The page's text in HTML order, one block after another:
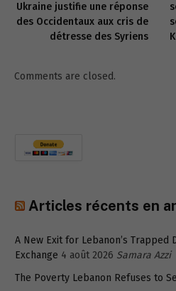
Ukraine justifie une réponse
des Occidentaux aux cris de
détresse des Syriens
Comments are closed.
Articles récents en
A New Exit for Lebanon’s
Exchange 4 août 2026 Samara Azzi
The Poverty Lebanon Refuses to